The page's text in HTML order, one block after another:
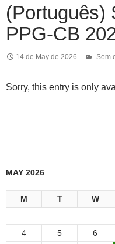
(Português)
PPG-CB
14 de May de 2026 Sem
Sorry, this entry is only
MAY 2026
M T W
4
5 6